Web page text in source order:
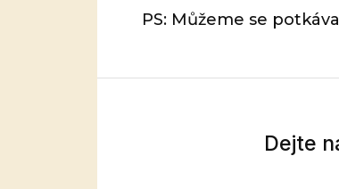
PS: Můžeme se
Dejte